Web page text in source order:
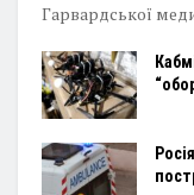
Гарвардської